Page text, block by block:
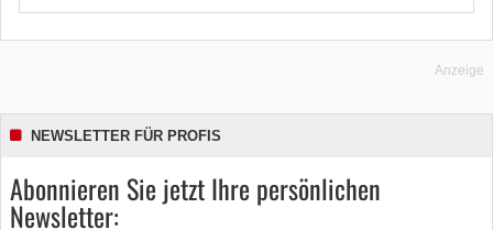
Anzeige
NEWSLETTER FÜR PROFIS
Abonnieren Sie jetzt Ihre persönlichen
Newsletter: